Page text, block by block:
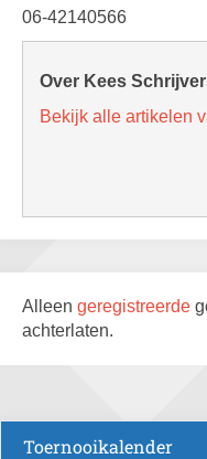
06-42140566
Over Kees
Bekijk alle artikelen
Alleen geregistreerde
achterlaten.
Toernooikalender